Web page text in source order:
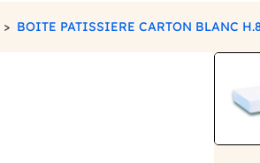
BOITE PATISSIERE CARTON BLANC